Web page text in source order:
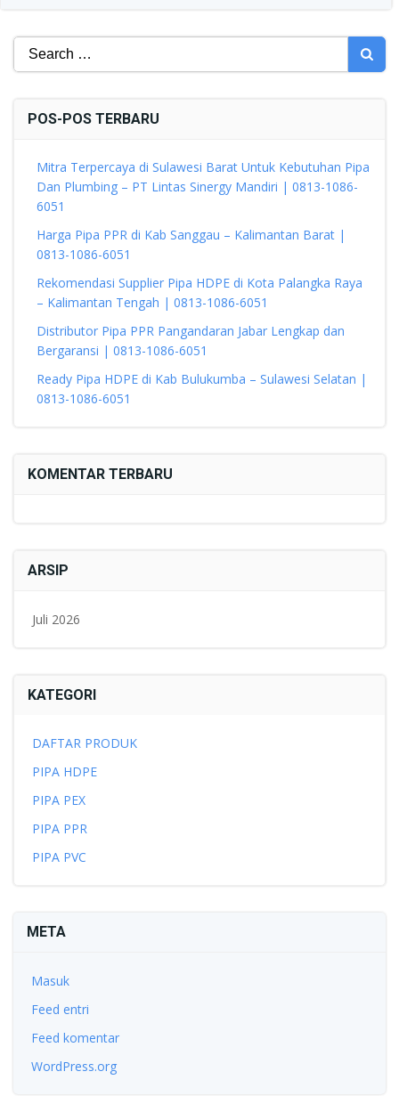
Search
POS-POS TERBARU
Mitra Terpercaya di Sulawesi Barat Untuk Kebutuhan Pipa
Dan Plumbing – PT Lintas Sinergy Mandiri | 0813-1086-
6051
Harga Pipa PPR di Kab Sanggau – Kalimantan Barat |
0813-1086-6051
Rekomendasi Supplier Pipa HDPE di Kota Palangka Raya
– Kalimantan Tengah | 0813-1086-6051
Distributor Pipa PPR Pangandaran Jabar Lengkap dan
Bergaransi | 0813-1086-6051
Ready Pipa HDPE di Kab Bulukumba – Sulawesi Selatan |
0813-1086-6051
KOMENTAR TERBARU
ARSIP
Juli 2026
KATEGORI
DAFTAR PRODUK
PIPA HDPE
PIPA PEX
PIPA PPR
PIPA PVC
META
Masuk
Feed entri
Feed komentar
WordPress.org